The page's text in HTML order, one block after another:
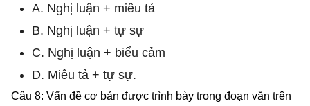
A. Nghị luận + miêu tả
B. Nghị luận + tự sự
C. Nghị luận + biểu cảm
D. Miêu tả + tự sự.
Câu 8: Vấn đề cơ bản được trình bày trong đoạn văn trên